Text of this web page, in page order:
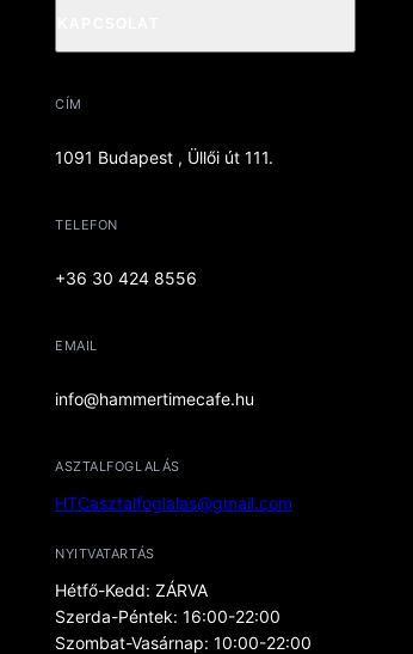
CÍM
1091 Budapest , Üllői út 111.
TELEFON
+36 30 424 8556
EMAIL
info@hammertimecafe.hu
ASZTALFOGLALÁS
HTCasztalfoglalas@gmail.com
NYITVATARTÁS
Hétfő-Kedd: ZÁRVA
Szerda-Péntek: 16:00-22:00
Szombat-Vasárnap: 10:00-22:00